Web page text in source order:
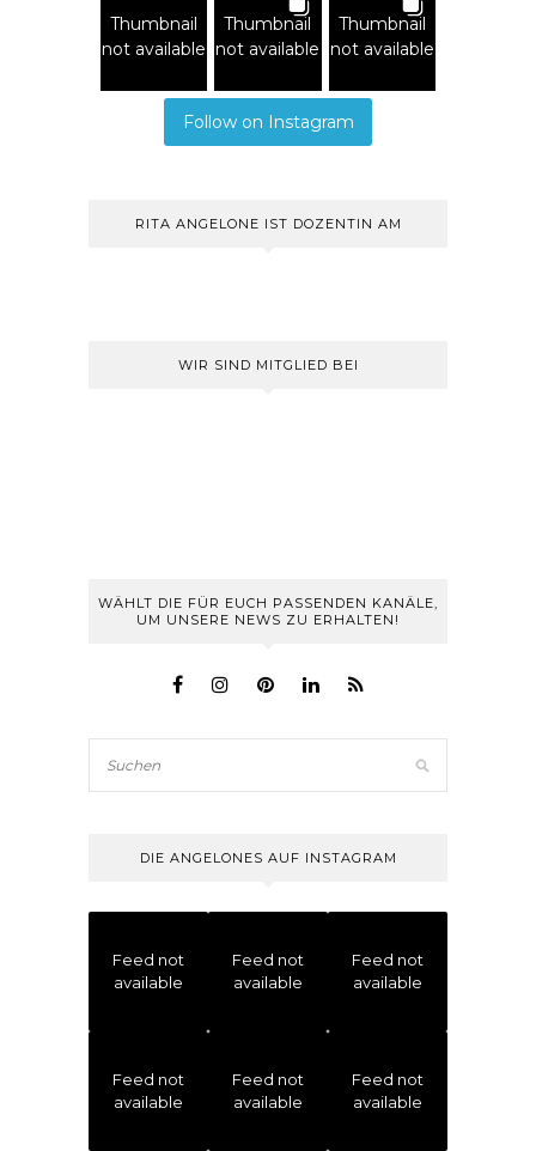
Thumbnail
not available
Thumbnail
not available
Thumbnail
not available
Follow on Instagram
RITA ANGELONE IST DOZENTIN AM
WIR SIND MITGLIED BEI
WÄHLT DIE FÜR EUCH PASSENDEN KANÄLE,
UM UNSERE NEWS ZU ERHALTEN!
DIE ANGELONES AUF INSTAGRAM
Feed not
available
Feed not
available
Feed not
available
Feed not
available
Feed not
available
Feed not
available